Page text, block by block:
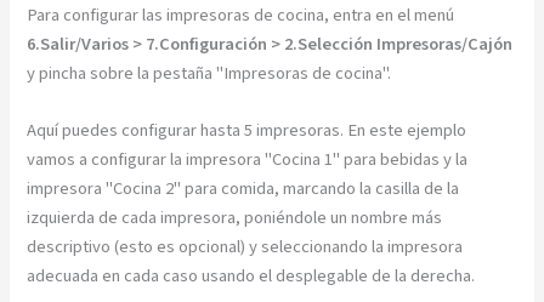
Para configurar las impresoras de cocina, entra en el menú
6.Salir/Varios > 7.Configuración > 2.Selección Impresoras/Cajón
y pincha sobre la pestaña "Impresoras de cocina".
Aquí puedes configurar hasta 5 impresoras. En este ejemplo
vamos a configurar la impresora "Cocina 1" para bebidas y la
impresora "Cocina 2" para comida, marcando la casilla de la
izquierda de cada impresora, poniéndole un nombre más
descriptivo (esto es opcional) y seleccionando la impresora
adecuada en cada caso usando el desplegable de la derecha.